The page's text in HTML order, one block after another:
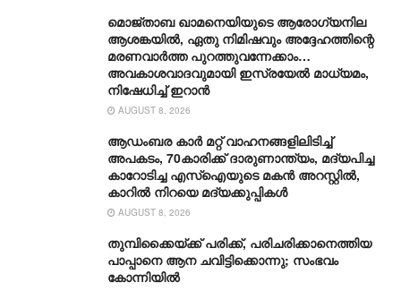
മൊജ്താബ ഖാമനെയിയുടെ ആരോ​ഗ്യനില
ആശങ്കയിൽ, ഏതു നിമിഷവും അദ്ദേഹത്തിന്റെ
മരണവാർത്ത പുറത്തുവന്നേക്കാം…
അവകാശവാദവുമായി ഇസ്രയേൽ മാധ്യമം,
നിഷേധിച്ച് ഇറാൻ
AUGUST 8, 2026
ആഡംബര കാര്‍ മറ്റ് വാഹനങ്ങളിലിടിച്ച്
അപകടം, 70കാരിക്ക് ദാരുണാന്ത്യം, മദ്യപിച്ച
കാറോടിച്ച എസ്ഐയുടെ മകന്‍ അറസ്റ്റില്‍,
കാറില്‍ നിറയെ മദ്യക്കുപ്പികള്‍
AUGUST 8, 2026
തുമ്പിക്കൈയ്ക്ക് പരിക്ക്, പരിചരിക്കാനെത്തിയ
പാപ്പാനെ ആന ചവിട്ടിക്കൊന്നു; സംഭവം
കോന്നിയിൽ